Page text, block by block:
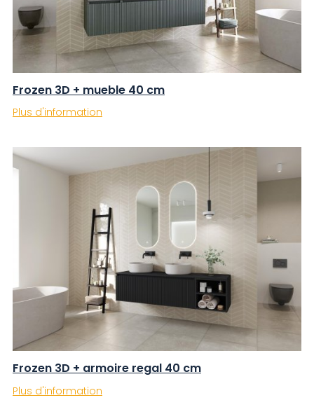
Frozen 3D + mueble 40 cm
Plus d'information
Frozen 3D + armoire regal 40 cm
Plus d'information